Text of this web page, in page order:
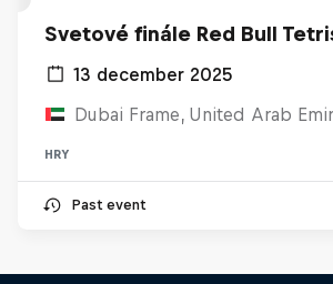
Svetové finále Red Bull
13 december 2025
Dubai Frame, United Arab
HRY
Past event